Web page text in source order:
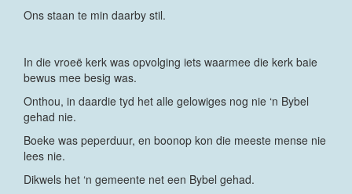
Ons staan te min daarby stil.
In die vroeë kerk was opvolging iets waarmee die kerk baie
bewus mee besig was.
Onthou, in daardie tyd het alle gelowiges nog nie ‘n Bybel
gehad nie.
Boeke was peperduur, en boonop kon die meeste mense nie
lees nie.
Dikwels het ‘n gemeente net een Bybel gehad.